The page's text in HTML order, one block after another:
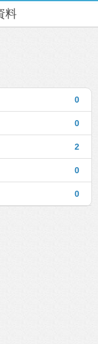
料
0
0
2
0
0